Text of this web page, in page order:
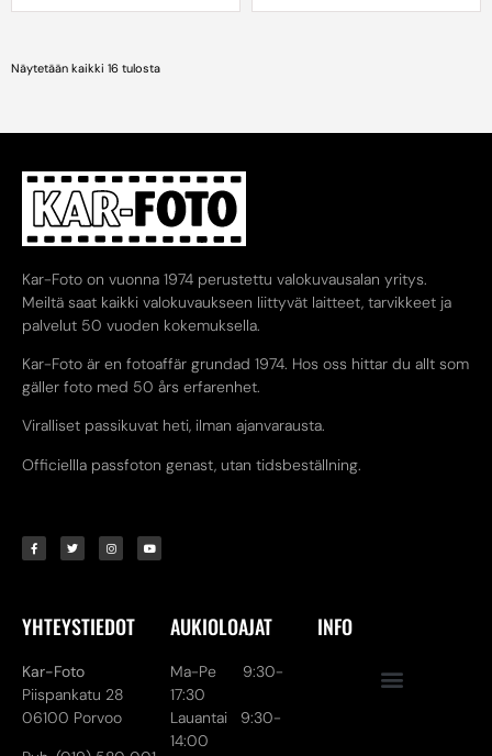
Näytetään kaikki 16 tulosta
Kar-Foto on vuonna 1974 perustettu valokuvausalan yritys.
Meiltä saat kaikki valokuvaukseen liittyvät laitteet, tarvikkeet ja
palvelut 50 vuoden kokemuksella.
Kar-Foto är en fotoaffär grundad 1974. Hos oss hittar du allt som
gäller foto med 50 års erfarenhet.
Viralliset passikuvat heti, ilman ajanvarausta.
Officiellla passfoton genast, utan tidsbeställning.
YHTEYSTIEDOT
Kar-Foto
Piispankatu 28
06100 Porvoo
AUKIOLOAJAT
Ma-Pe 9:30-
17:30
Lauantai 9:30-
14:00
INFO